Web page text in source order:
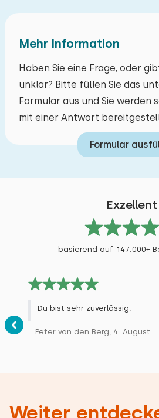
Mehr Information
Haben Sie eine Frage, oder
unklar? Bitte füllen Sie das
Formular aus und Sie werden
mit einer Antwort
Formular
Exzellent
basierend auf 147.000+
Du bist sehr zuverlässig.
Peter van den Berg, 4. August
Weiter